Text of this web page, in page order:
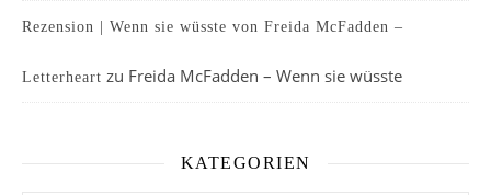
Rezension | Wenn sie wüsste von Freida McFadden –
Letterheart zu Freida McFadden – Wenn sie wüsste
KATEGORIEN